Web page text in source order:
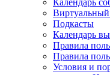
Календарь
Подкасты
Календарь
Правила
Правила
Условия и